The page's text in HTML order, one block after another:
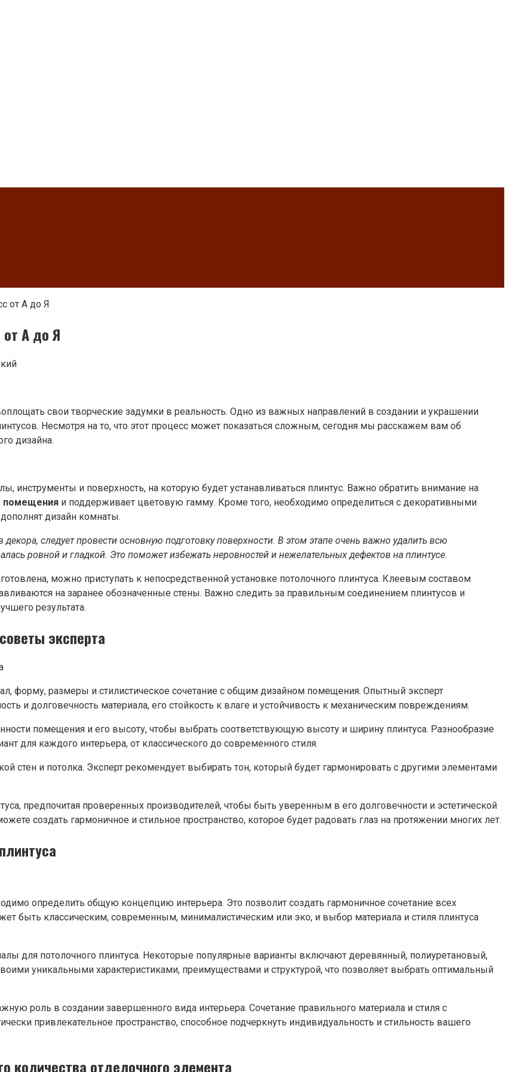
от А до Я
А до Я
свои творческие задумки в реальность. Одно из важных направлений в создании и украшении
Несмотря на то, что этот процесс может показаться сложным, сегодня мы расскажем вам об
дизайна.
инструменты и поверхность, на которую будет устанавливаться плинтус. Важно обратить внимание на
помещения и поддерживает цветовую гамму. Кроме того, необходимо определиться с декоративными
дизайн комнаты.
следует провести основную подготовку поверхности. В этом этапе очень важно удалить всю
ровной и гладкой. Это поможет избежать неровностей и нежелательных дефектов на плинтусе.
можно приступать к непосредственной установке потолочного плинтуса. Клеевым составом
на заранее обозначенные стены. Важно следить за правильным соединением плинтусов и
результата.
эксперта
форму, размеры и стилистическое сочетание с общим дизайном помещения. Опытный эксперт
и долговечность материала, его стойкость к влаге и устойчивость к механическим повреждениям.
помещения и его высоту, чтобы выбрать соответствующую высоту и ширину плинтуса. Разнообразие
для каждого интерьера, от классического до современного стиля.
стен и потолка. Эксперт рекомендует выбирать тон, который будет гармонировать с другими элементами
предпочитая проверенных производителей, чтобы быть уверенным в его долговечности и эстетической
создать гармоничное и стильное пространство, которое будет радовать глаз на протяжении многих лет.
определить общую концепцию интерьера. Это позволит создать гармоничное сочетание всех
быть классическим, современным, минималистическим или эко, и выбор материала и стиля плинтуса
для потолочного плинтуса. Некоторые популярные варианты включают деревянный, полиуретановый,
уникальными характеристиками, преимуществами и структурой, что позволяет выбрать оптимальный
роль в создании завершенного вида интерьера. Сочетание правильного материала и стиля с
привлекательное пространство, способное подчеркнуть индивидуальность и стильность вашего
количества отделочного элемента